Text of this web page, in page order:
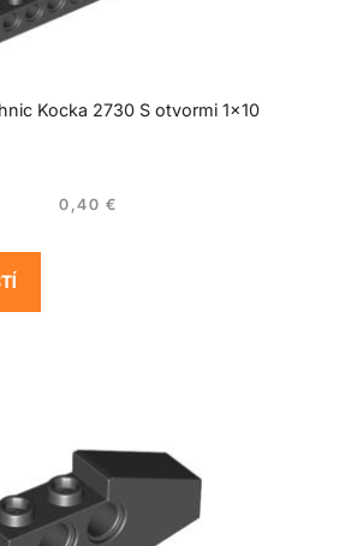
Kocka 2730 S otvormi 1×10
0,40 €